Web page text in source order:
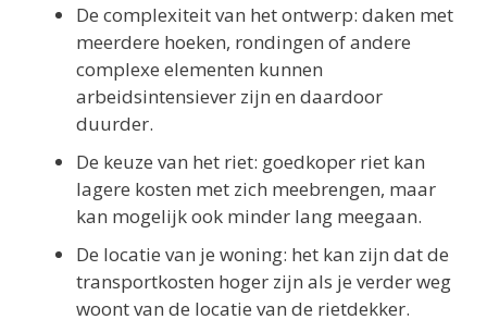
De complexiteit van het ontwerp: daken met
meerdere hoeken, rondingen of andere
complexe elementen kunnen
arbeidsintensiever zijn en daardoor
duurder.
De keuze van het riet: goedkoper riet kan
lagere kosten met zich meebrengen, maar
kan mogelijk ook minder lang meegaan.
De locatie van je woning: het kan zijn dat de
transportkosten hoger zijn als je verder weg
woont van de locatie van de rietdekker.